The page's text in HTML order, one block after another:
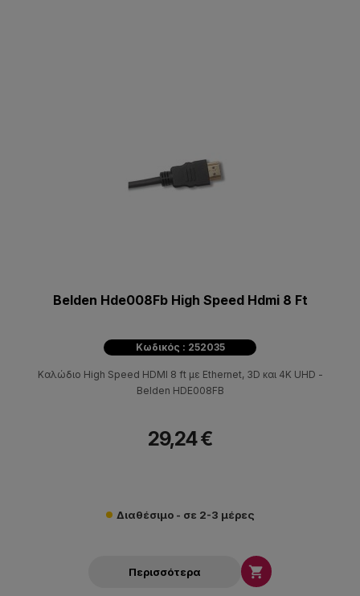
Belden Hde008Fb High Speed Hdmi 8 Ft
Κωδικός : 252035
Καλώδιο High Speed HDMI 8 ft με Ethernet, 3D και 4K UHD -
Belden HDE008FB
29,24 €
Διαθέσιμο - σε 2-3 μέρες
Περισσότερα 